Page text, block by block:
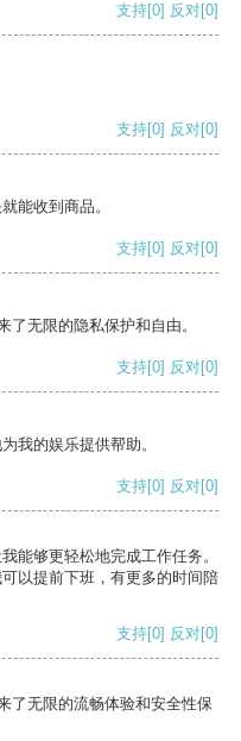
支持[0] 反对[0]
支持[0] 反对[0]
能收到商品。
支持[0] 反对[0]
无限的隐私保护和自由。
支持[0] 反对[0]
我的娱乐提供帮助。
支持[0] 反对[0]
能够更轻松地完成工作任务。
以提前下班，有更多的时间陪
支持[0] 反对[0]
了无限的流畅体验和安全性保